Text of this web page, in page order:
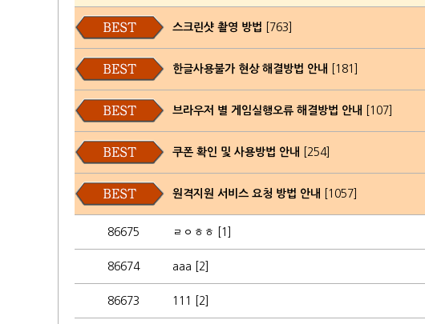
스크린샷 촬영 방법 [763]
한글사용불가 현상 해결방법 안내 [181]
브라우저 별 게임실행오류 해결방법 안내 [107]
쿠폰 확인 및 사용방법 안내 [254]
원격지원 서비스 요청 방법 안내 [1057]
86675 ㄹㅇㅎㅎ [1]
86674 aaa [2]
86673 111 [2]